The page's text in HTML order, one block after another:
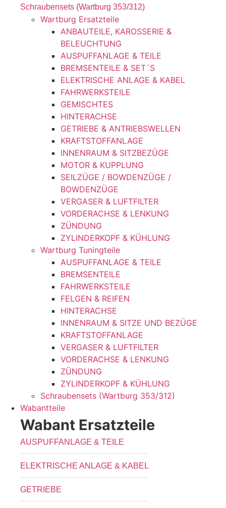
Schraubensets (Wartburg 353/312)
Wartburg Ersatzteile
ANBAUTEILE, KAROSSERIE &
BELEUCHTUNG
AUSPUFFANLAGE & TEILE
BREMSENTEILE & SET´S
ELEKTRISCHE ANLAGE & KABEL
FAHRWERKSTEILE
GEMISCHTES
HINTERACHSE
GETRIEBE & ANTRIEBSWELLEN
KRAFTSTOFFANLAGE
INNENRAUM & SITZBEZÜGE
MOTOR & KUPPLUNG
SEILZÜGE / BOWDENZÜGE /
BOWDENZÜGE
VERGASER & LUFTFILTER
VORDERACHSE & LENKUNG
ZÜNDUNG
ZYLINDERKOPF & KÜHLUNG
Wartburg Tuningteile
AUSPUFFANLAGE & TEILE
BREMSENTEILE
FAHRWERKSTEILE
FELGEN & REIFEN
HINTERACHSE
INNENRAUM & SITZE UND BEZÜGE
KRAFTSTOFFANLAGE
VERGASER & LUFTFILTER
VORDERACHSE & LENKUNG
ZÜNDUNG
ZYLINDERKOPF & KÜHLUNG
Schraubensets (Wartburg 353/312)
Wabantteile
Wabant Ersatzteile
AUSPUFFANLAGE & TEILE
ELEKTRISCHE ANLAGE & KABEL
GETRIEBE